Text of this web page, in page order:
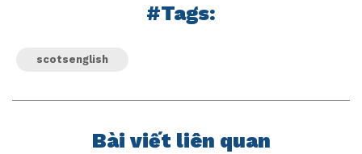
#Tags:
scotsenglish
Bài viết liên quan